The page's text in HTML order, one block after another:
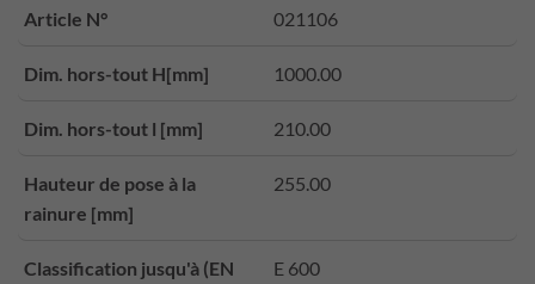
Article N° 021106
Dim. hors-tout H[mm] 1000.00
Dim. hors-tout l [mm] 210.00
Hauteur de pose à la
rainure [mm]
255.00
Classification jusqu'à (EN
E 600